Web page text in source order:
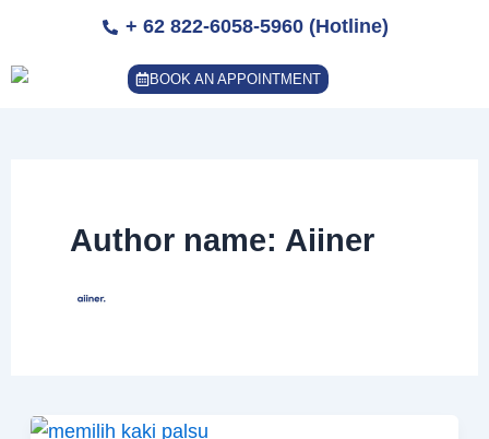
content
+ 62 822-6058-5960 (Hotline)
BOOK AN APPOINTMENT
Author name: Aiiner